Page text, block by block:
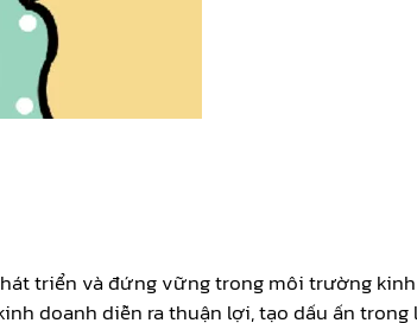
triển và đứng vững trong môi trường
doanh diễn ra thuận lợi, tạo dấu ấn